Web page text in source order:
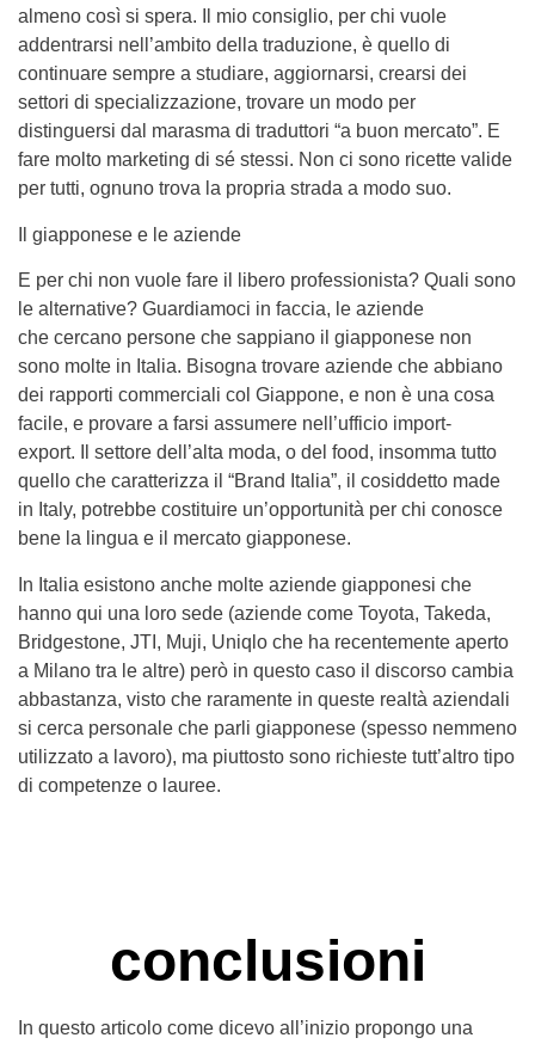
almeno così si spera. Il mio consiglio, per chi vuole
addentrarsi nell’ambito della traduzione, è quello di
continuare sempre a studiare, aggiornarsi, crearsi dei
settori di specializzazione, trovare un modo per
distinguersi dal marasma di traduttori “a buon mercato”. E
fare molto marketing di sé stessi. Non ci sono ricette valide
per tutti, ognuno trova la propria strada a modo suo.
Il giapponese e le aziende
E per chi non vuole fare il libero professionista? Quali sono
le alternative? Guardiamoci in faccia, le aziende
che cercano persone che sappiano il giapponese non
sono molte in Italia. Bisogna trovare aziende che abbiano
dei rapporti commerciali col Giappone, e non è una cosa
facile, e provare a farsi assumere nell’ufficio import-
export. Il settore dell’alta moda, o del food, insomma tutto
quello che caratterizza il “Brand Italia”, il cosiddetto made
in Italy, potrebbe costituire un’opportunità per chi conosce
bene la lingua e il mercato giapponese.
In Italia esistono anche molte aziende giapponesi che
hanno qui una loro sede (aziende come Toyota, Takeda,
Bridgestone, JTI, Muji, Uniqlo che ha recentemente aperto
a Milano tra le altre) però in questo caso il discorso cambia
abbastanza, visto che raramente in queste realtà aziendali
si cerca personale che parli giapponese (spesso nemmeno
utilizzato a lavoro), ma piuttosto sono richieste tutt’altro tipo
di competenze o lauree.
conclusioni
In questo articolo come dicevo all’inizio propongo una